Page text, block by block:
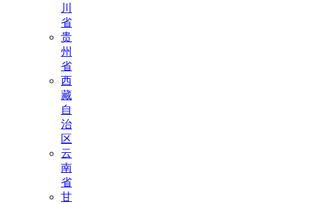
川
省
贵
州
省
西
藏
自
治
区
云
南
省
甘